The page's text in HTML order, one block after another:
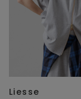
Liesse